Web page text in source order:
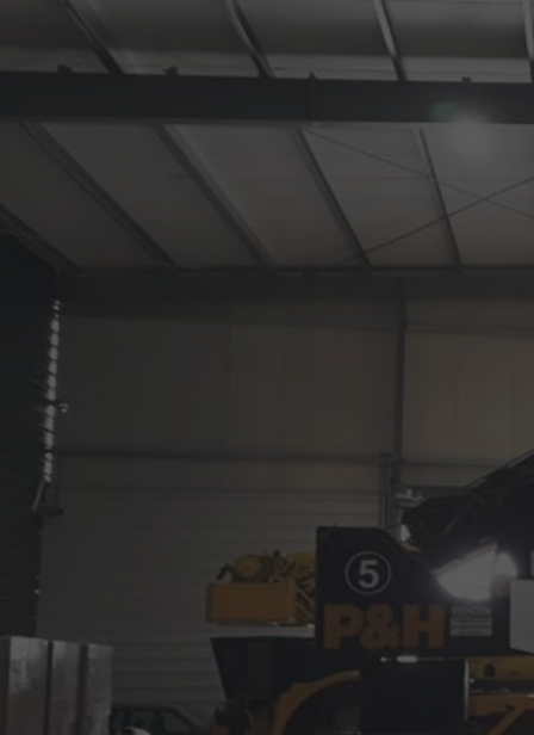
MARSICO
ALQUILER DE GRÚAS Y AUTOELEVADORES
COMENZAR